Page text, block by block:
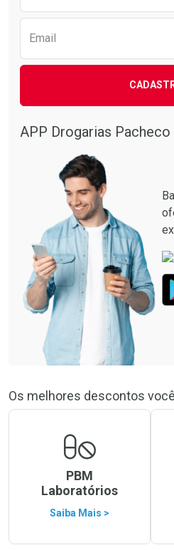
Email
APP Drogarias Pacheco
Os melhores descontos
PBM
Laboratórios
Saiba Mais >